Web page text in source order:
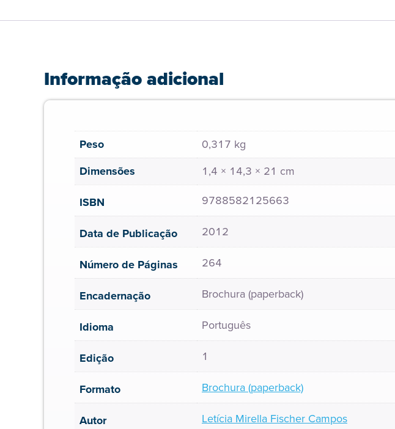
Informação adicional
Peso
0,317 kg
Dimensões
1,4 × 14,3 × 21 cm
ISBN
9788582125663
Data de Publicação 2012
Número de Páginas 264
Encadernação Brochura (paperback)
Idioma Português
Edição 1
Formato Brochura (paperback)
Autor Letícia Mirella Fischer Campos